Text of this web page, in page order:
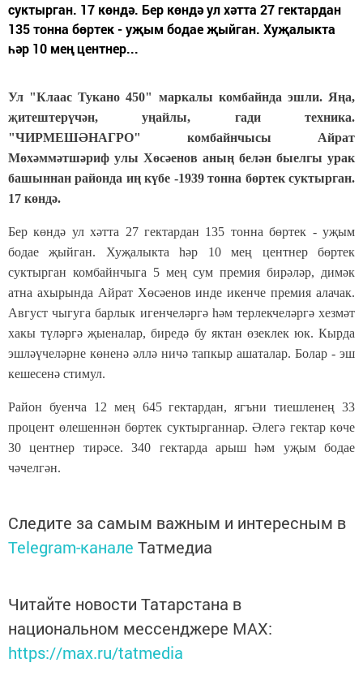
суктырган. 17 көндә. Бер көндә ул хәтта 27 гектардан
135 тонна бөртек - уҗым бодае җыйган. Хуҗалыкта
һәр 10 мең центнер...
Ул "Клаас Тукано 450" маркалы комбайнда эшли. Яңа,
җитештерүчән, уңайлы, гади техника.
"ЧИРМЕШӘНАГРО" комбайнчысы Айрат
Мөхәммәтшәриф улы Хөсәенов аның белән быелгы урак
башыннан районда иң күбе -1939 тонна бөртек суктырган.
17 көндә.
Бер көндә ул хәтта 27 гектардан 135 тонна бөртек - уҗым
бодае җыйган. Хуҗалыкта һәр 10 мең центнер бөртек
суктырган комбайнчыга 5 мең сум премия бирәләр, димәк
атна ахырында Айрат Хөсәенов инде икенче премия алачак.
Август чыгуга барлык игенчеләргә һәм терлекчеләргә хезмәт
хакы түләргә җыеналар, биредә бу яктан өзеклек юк. Кыр­да
эшләүчеләрне көненә әллә ничә тапкыр ашаталар. Болар - эш
кешесенә стимул.
Район буенча 12 мең 645 гектардан, ягъни тиешленең 33
процент өлешеннән бөртек суктырганнар. Әлегә гектар көче
30 центнер тирәсе. 340 гектарда арыш һәм уҗым бодае
чәчелгән.
Следите за самым важным и интересным в
Telegram-канале Татмедиа
Читайте новости Татарстана в
национальном мессенджере MАХ:
https://max.ru/tatmedia